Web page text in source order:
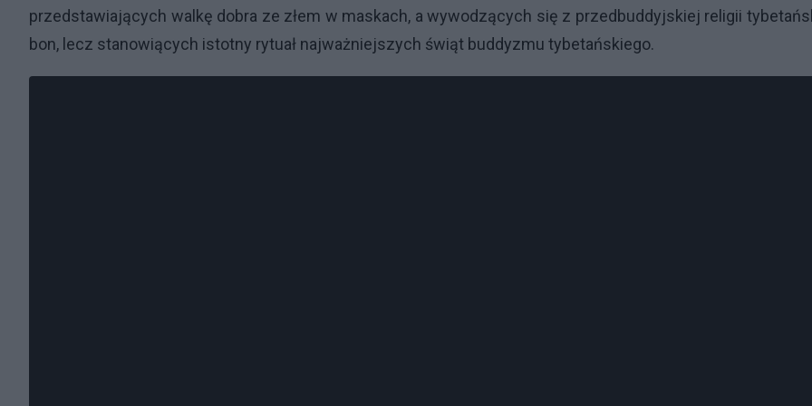
przedstawiających walkę dobra ze złem w maskach, a wywodzących się z przedbuddyjskiej religii
bon, lecz stanowiących istotny rytuał najważniejszych świąt buddyzmu tybetańskiego.